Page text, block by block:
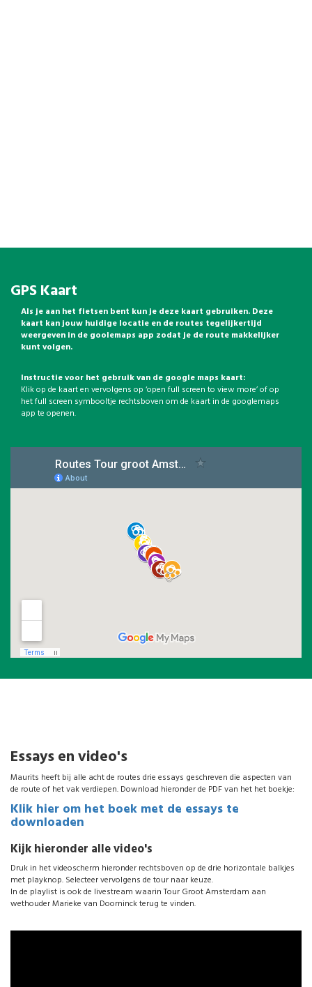
GPS Kaart
Als je aan het fietsen bent kun je deze kaart gebruiken. Deze
kaart kan jouw huidige locatie en de routes tegelijkertijd
weergeven in de goolemaps app zodat je de route makkelijker
kunt volgen.
Instructie voor het gebruik van de google maps kaart:
Klik op de kaart en vervolgens op ‘open full screen to view more’ of op
het full screen symbooltje rechtsboven om de kaart in de googlemaps
app te openen.
Essays en video's
Maurits heeft bij alle acht de routes drie essays geschreven die aspecten van
de route of het vak verdiepen. Download hieronder de PDF van het het boekje:
Klik hier om het boek met de essays te
downloaden
Kijk hieronder alle video's
Druk in het videoscherm hieronder rechtsboven op de drie horizontale balkjes
met playknop. Selecteer vervolgens de tour naar keuze.
In de playlist is ook de livestream waarin Tour Groot Amsterdam aan
wethouder Marieke van Doorninck terug te vinden.